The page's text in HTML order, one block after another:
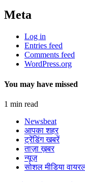
Meta
Log in
Entries feed
Comments feed
WordPress.org
You may have missed
1 min read
Newsbeat
आपका शहर
ट्रेंडिंग खबरें
ताज़ा ख़बर
न्यूज़
सोशल मीडिया